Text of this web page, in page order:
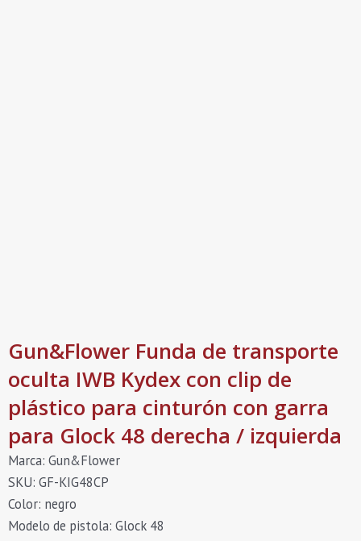
Gun&Flower Funda de transporte
oculta IWB Kydex con clip de
plástico para cinturón con garra
para Glock 48 derecha / izquierda
Marca: Gun&Flower
SKU: GF-KIG48CP
Color: negro
Modelo de pistola: Glock 48